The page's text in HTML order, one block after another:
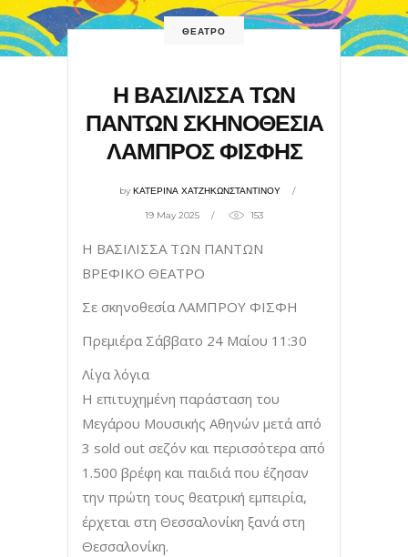
ΘΕΑΤΡΟ
Η ΒΑΣΙΛΙΣΣΑ ΤΩΝ
ΠΑΝΤΩΝ ΣΚΗΝΟΘΕΣΙΑ
ΛΑΜΠΡΟΣ ΦΙΣΦΗΣ
byΚΑΤΕΡΙΝΑ ΧΑΤΖΗΚΩΝΣΤΑΝΤΙΝΟΥ
19 May 2025 153
Η ΒΑΣΙΛΙΣΣΑ ΤΩΝ ΠΑΝΤΩΝ
ΒΡΕΦΙΚΟ ΘΕΑΤΡΟ
Σε σκηνοθεσία ΛΑΜΠΡΟΥ ΦΙΣΦΗ
Πρεμιέρα Σάββατο 24 Μαίου 11:30
Λίγα λόγια
Η επιτυχημένη παράσταση του
Μεγάρου Μουσικής Αθηνών μετά από
3 sold out σεζόν και περισσότερα από
1.500 βρέφη και παιδιά που έζησαν
την πρώτη τους θεατρική εμπειρία,
έρχεται στη Θεσσαλονίκη ξανά στη
Θεσσαλονίκη.